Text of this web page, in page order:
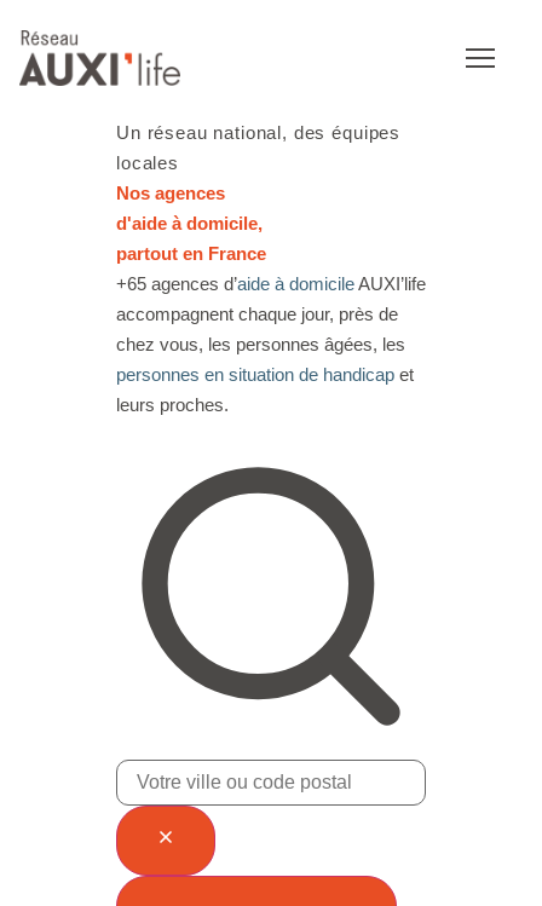
Un réseau national, des équipes
locales
Nos agences
d'aide à domicile,
partout en France
+65 agences d’aide à domicileAUXI’life
accompagnent chaque jour, près de
chez vous, les personnes âgées, les
personnes en situation de handicap et
leurs proches.
Rechercher une agence par ville ou code postal